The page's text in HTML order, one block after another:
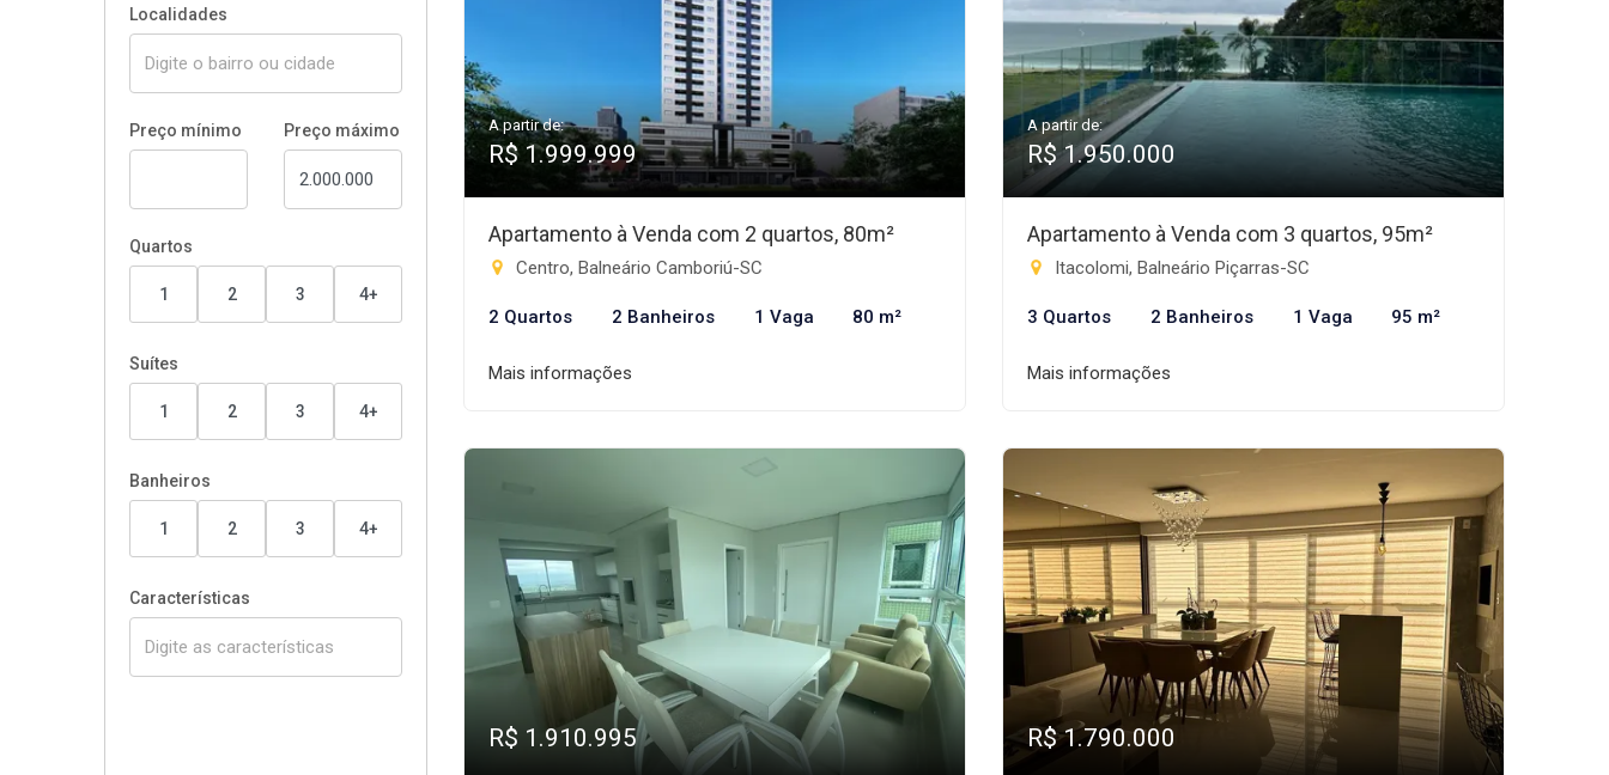
Localidades
Preço mínimo Preço máximo
Quartos
1 2 3 4+
Suítes
1 2 3 4+
Banheiros
1 2 3 4+
Características
A partir de:
R$ 1.999.999
Apartamento à Venda com 2 quartos, 80m²
Centro, Balneário Camboriú-SC
2 Quartos 2 Banheiros 1 Vaga 80 m²
Mais informações
A partir de:
R$ 1.950.000
Apartamento à Venda com 3 quartos, 95m²
Itacolomi, Balneário Piçarras-SC
3 Quartos 2 Banheiros 1 Vaga 95 m²
Mais informações
R$ 1.910.995 R$ 1.790.000